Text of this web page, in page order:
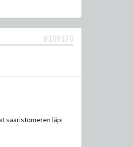
#109170
saaristomeren läpi